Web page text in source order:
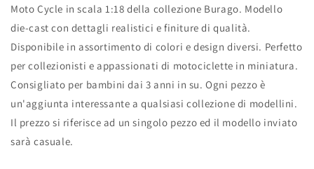
Moto Cycle in scala 1:18 della collezione Burago. Modello
die-cast con dettagli realistici e finiture di qualità.
Disponibile in assortimento di colori e design diversi. Perfetto
per collezionisti e appassionati di motociclette in miniatura.
Consigliato per bambini dai 3 anni in su. Ogni pezzo è
un'aggiunta interessante a qualsiasi collezione di modellini.
Il prezzo si riferisce ad un singolo pezzo ed il modello inviato
sarà casuale.